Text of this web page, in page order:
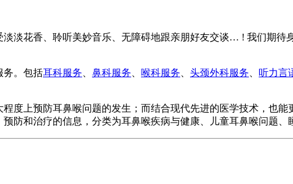
淡花香、聆听美妙音乐、无障碍地跟亲朋好友交谈… ! 我们期待
务。包括耳科服务 鼻科服务 喉科服务 头颈外科服务 听力言
度上预防耳鼻喉问题的发生；而结合现代先进的医学技术，也
防和治疗的信息，分类为耳鼻喉疾病与健康、儿童耳鼻喉问题、